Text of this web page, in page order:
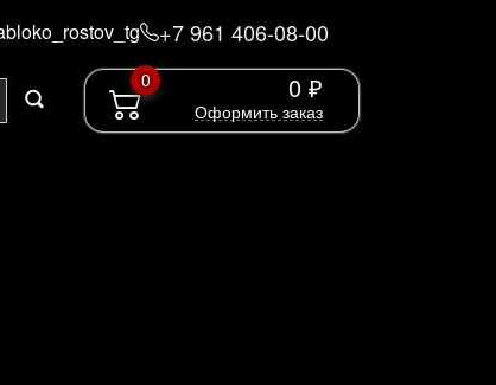
+7 961 406-08-00
0 0 ₽
Оформить заказ